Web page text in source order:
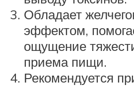
Обладает
эффектом,
ощущение
приема пищи.
Рекомендуется